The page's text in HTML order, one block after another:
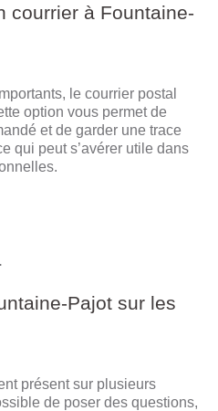
courrier à Fountaine-
le courrier postal
option vous permet de
et de garder une trace
qui peut s’avérer utile dans
Pajot sur les
présent sur plusieurs
de poser des questions,